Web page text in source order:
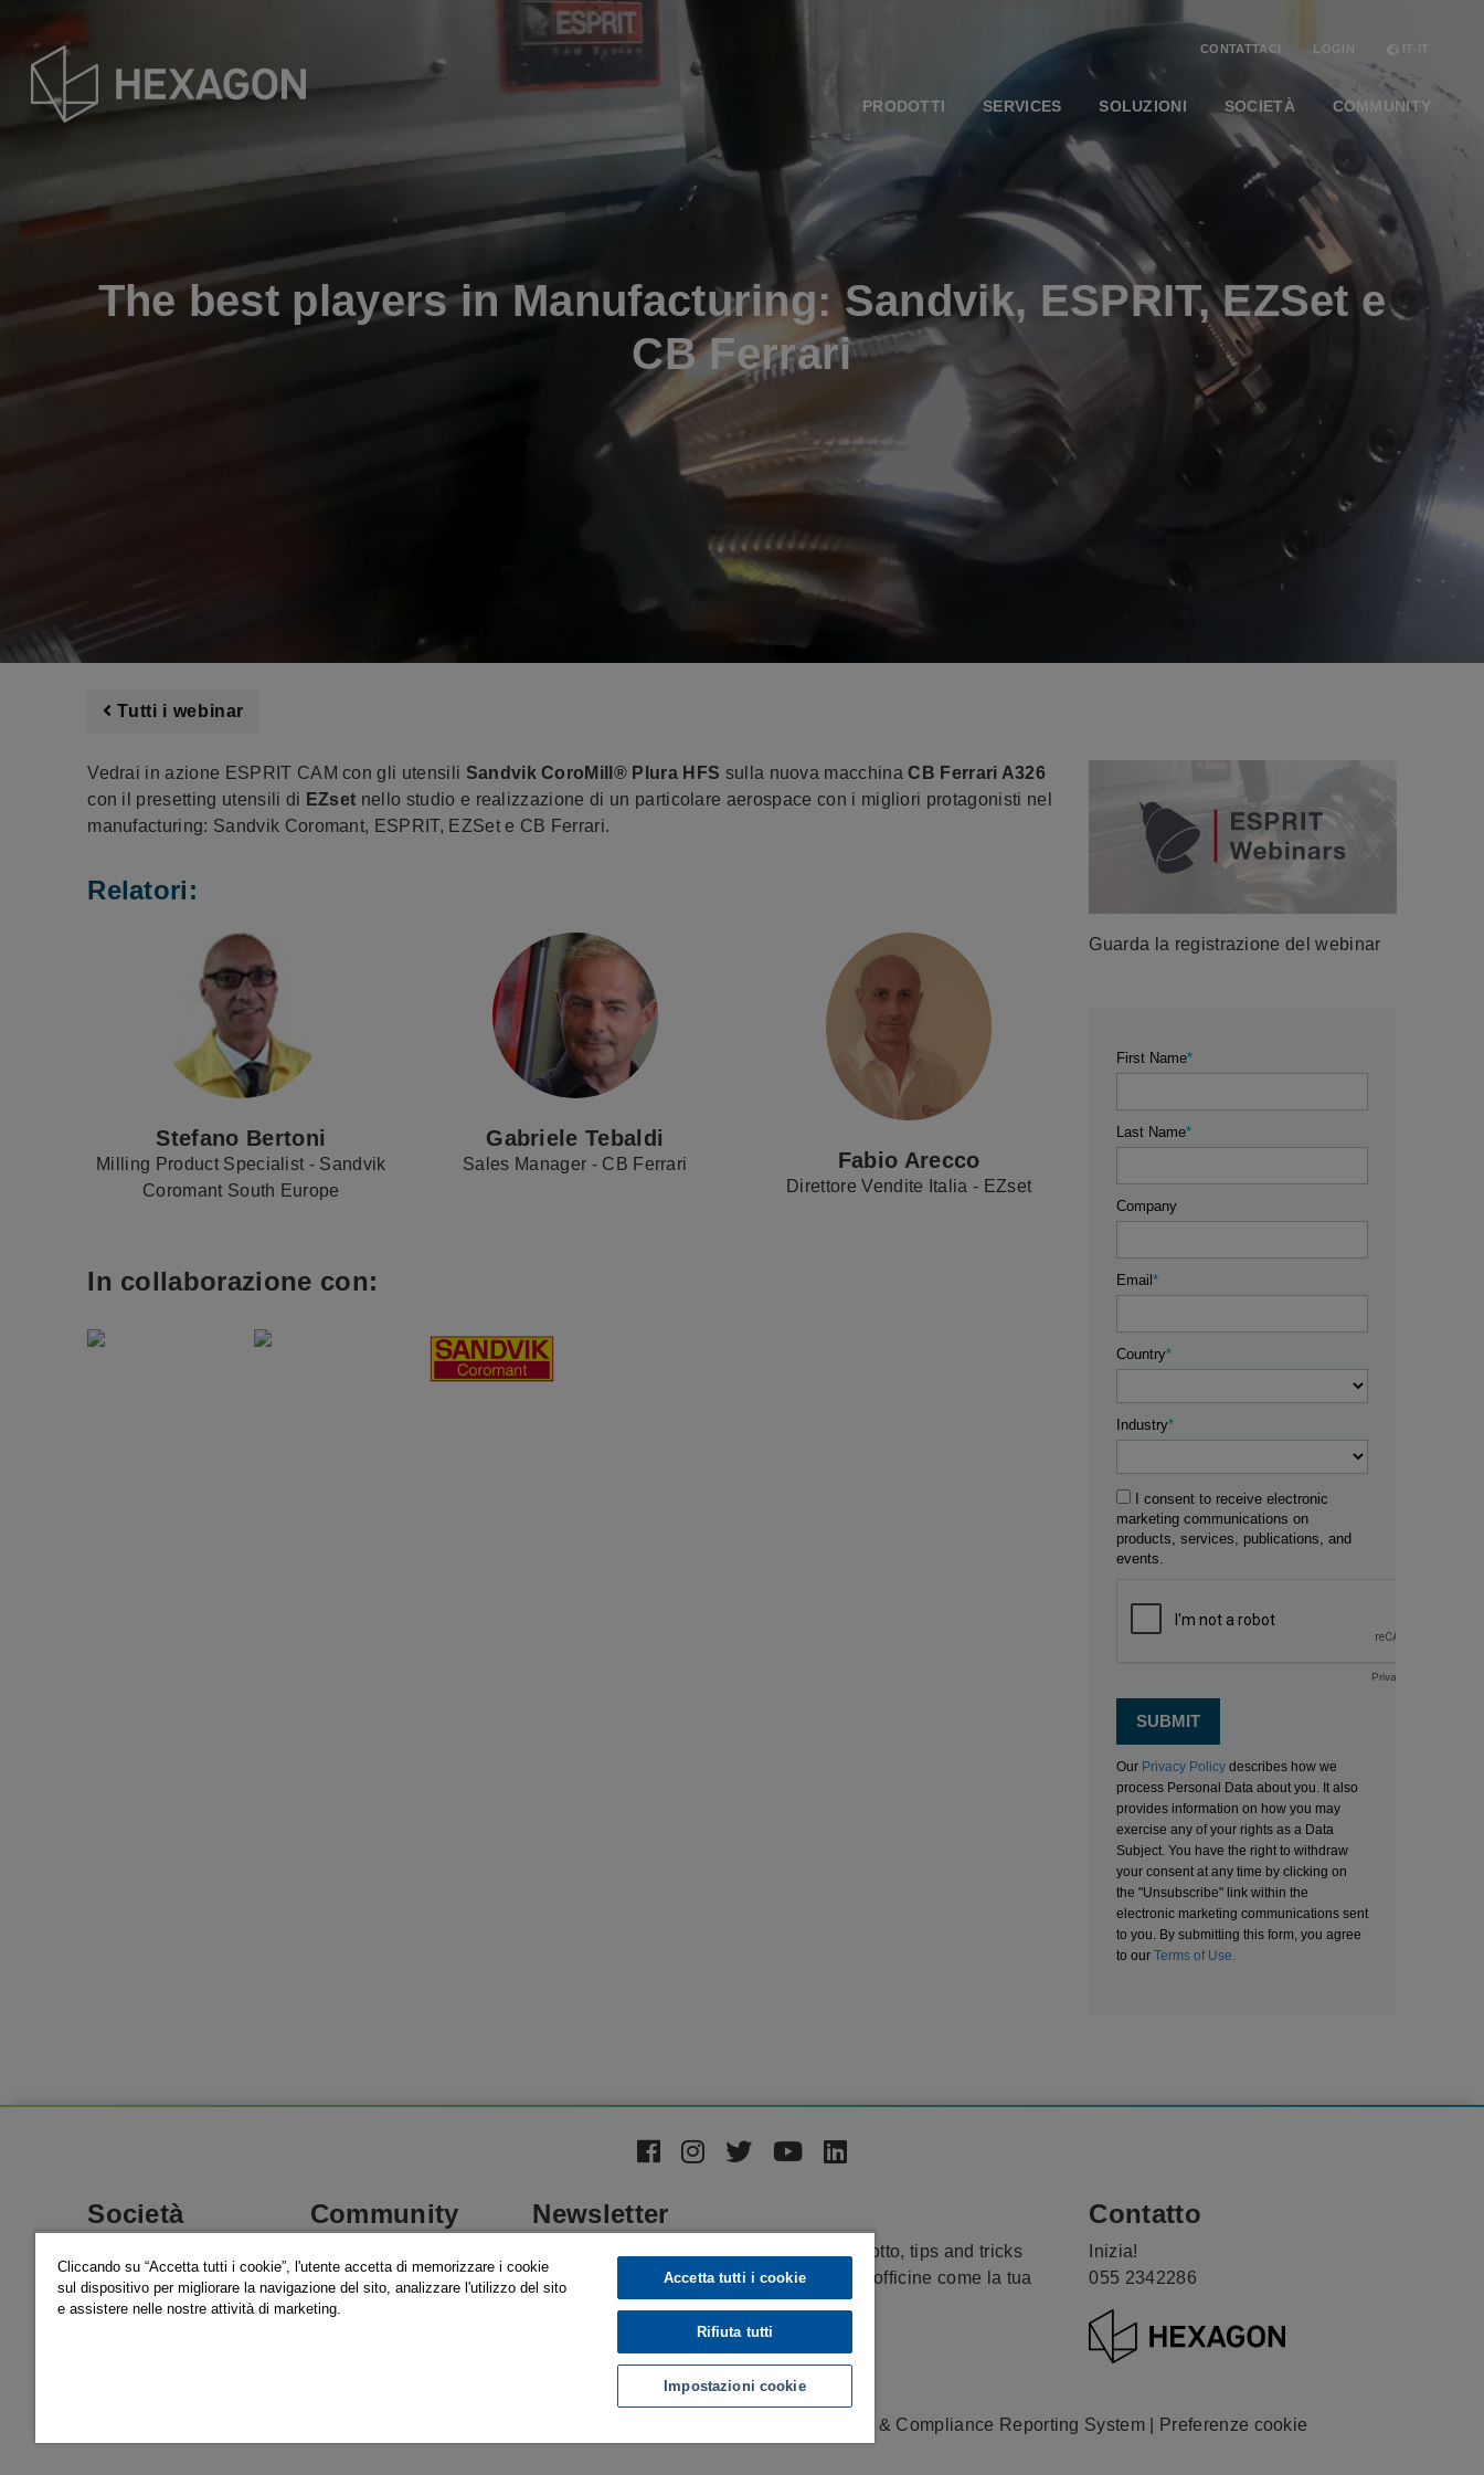
contenuto
principale
CONTATTACI LOGIN IT-IT
PRODOTTI SERVICES SOLUZIONI SOCIETÀ COMMUNITY
The best players in Manufacturing: Sandvik, ESPRIT, EZSet e
CB Ferrari
Tutti i webinar
Vedrai in azione ESPRIT CAM con gli utensili SandvikCoroMill® Plura HFS sulla nuova macchinaCB Ferrari A326
con il presetting utensili di EZset nello studio e realizzazione di un particolare aerospace con i migliori protagonisti nel
manufacturing: Sandvik Coromant, ESPRIT, EZSet e CB Ferrari.
Relatori:
Stefano Bertoni
Milling Product Specialist - Sandvik
Coromant South Europe
Gabriele Tebaldi
Sales Manager - CB Ferrari Fabio Arecco
Direttore Vendite Italia - EZset
In collaborazione con:
Guarda la registrazione del webinar
Media
Società
Dove siamo
Scolastico
Community
Eventi
Formazione
Newsletter
Tieniti aggiornato su funzionalità del prodotto, tips and tricks
esclusivi e storie di successo su come le officine come la tua
stanno lavorando con ESPRIT.
Contatto
Inizia!
055 2342286
Ethics & Compliance Reporting System Preferenze cookie
Cliccando su “Accetta tutti i cookie”, l'utente accetta di memorizzare i cookie
sul dispositivo per migliorare la navigazione del sito, analizzare l'utilizzo del sito
e assistere nelle nostre attività di marketing.
Accetta tutti i cookie
Rifiuta tutti
Impostazioni cookie